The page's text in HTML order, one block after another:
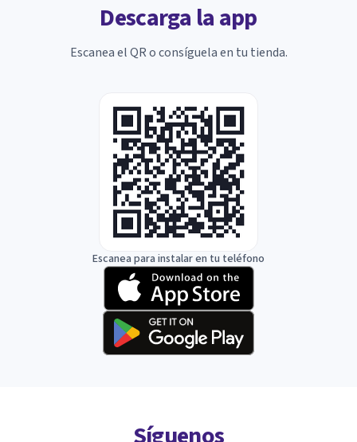
Descarga la app
Escanea el QR o consíguela en tu tienda.
Escanea para instalar en tu teléfono